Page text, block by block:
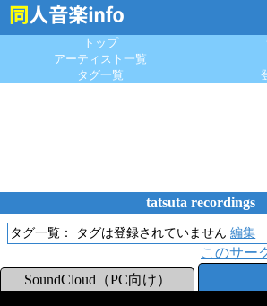
トップ
アーティスト一覧
タグ一覧
tatsuta recordings
タグ一覧： タグは登録されていません 編集
このサー
SoundCloud（PC向け）